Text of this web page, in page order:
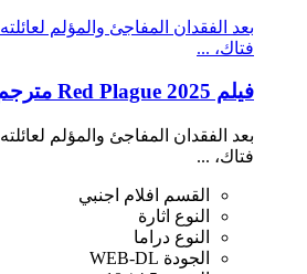
بعد الفقدان المفاجئ والمؤلم
فتاك، ...
فيلم Red Plague 2025 مترجم HD
بعد الفقدان المفاجئ والمؤلم
فتاك، ...
القسم
افلام اجنبي
النوع اثارة
النوع دراما
الجودة WEB-DL